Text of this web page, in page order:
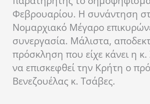
Φεβρουαρίου. Η συνάντηση
Νομαρχιακό Μέγαρο
συνεργασία. Μάλιστα,
πρόσκληση που είχε κάνει η
να επισκεφθεί την Κρήτη ο
Βενεζουέλας κ. Τσάβες.